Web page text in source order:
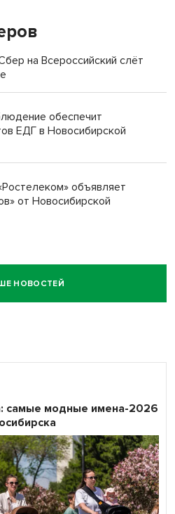
на Всероссийский слёт
обеспечит
ЕДГ в Новосибирской
объявляет
от Новосибирской
НОВОСТЕЙ
самые модные имена-2026